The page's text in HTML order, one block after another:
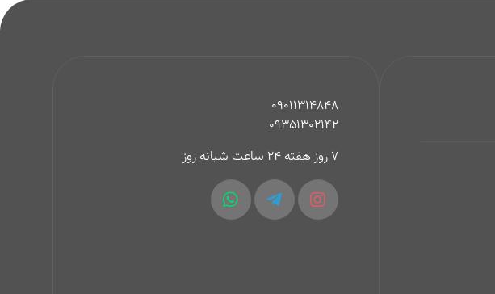
09011314848
09351302142
7 روز هفته 24 ساعت شبانه روز